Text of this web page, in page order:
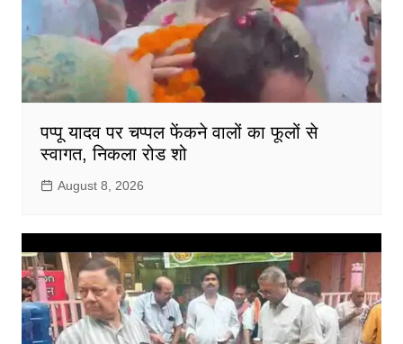
पप्पू यादव पर चप्पल फेंकने वालों का फूलों से
स्वागत, निकला रोड शो
August 8, 2026